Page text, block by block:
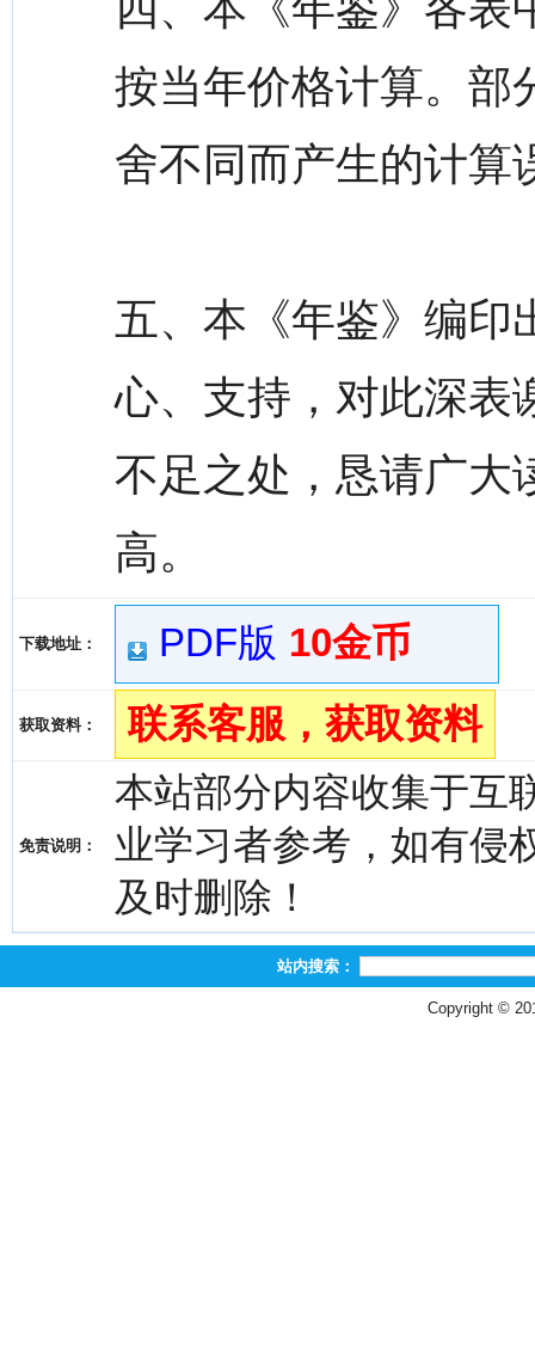
按当年价格计算。部
舍不同而产生的计算
五、本《年鉴》编印
心、支持，对此深表
不足之处，恳请广大
高。
下载地址： PDF版 10金币
获取资料： 联系客服，获取资料
免责说明：
本站部分内容收集于互
业学习者参考，如有侵
及时删除！
站内搜索：
Copyright ©